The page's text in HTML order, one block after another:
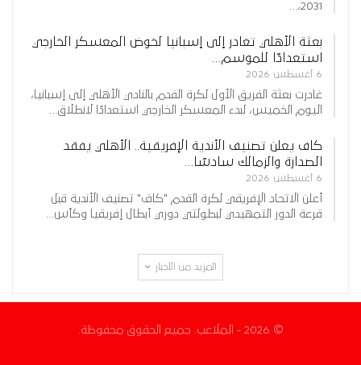
2031،…
بعثة الأهلي تغادر إلى إسبانيا لخوض المعسكر الخارجي
استعدادًا للموسم…
6 أغسطس 2026
غادرت بعثة الفريق الأول لكرة القدم بالنادي الأهلي إلى إسبانيا،
اليوم الخميس، لبدء المعسكر الخارجي استعدادًا لانطلاق…
كاف يعلن تصنيف الأندية الإفريقية.. الأهلي يفقد
الصدارة والزمالك سادسًا…
6 أغسطس 2026
أعلن الاتحاد الإفريقي لكرة القدم "كاف" تصنيف الأندية قبل
قرعة الدور التمهيدي لبطولتي دوري أبطال إفريقيا وكأس…
المزيد من الأخبار
© 2026 - الملاعب. جميع الحقوق محفوظة.